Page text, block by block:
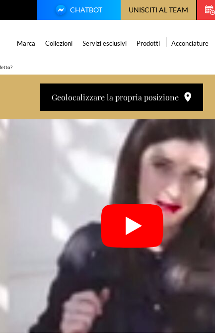
CHATBOT UNISCITI AL TEAM
Marca Collezioni Servizi esclusivi Prodotti Acconciature
Geolocalizzare la propria posizione